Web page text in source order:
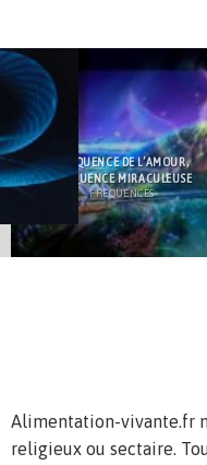
FRÉQUENCE DE L’AMOUR,
FRÉQUENCE MIRACULEUSE
FRÉQUENCES
Alimentation-vivante.fr
religieux ou sectaire.